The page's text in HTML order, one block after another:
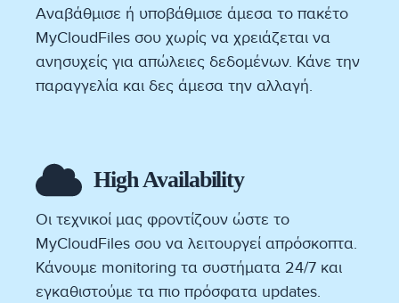
Αναβάθμισε ή υποβάθμισε άμεσα το πακέτο
MyCloudFiles σου χωρίς να χρειάζεται να
ανησυχείς για απώλειες δεδομένων. Κάνε την
παραγγελία και δες άμεσα την αλλαγή.
High Availability
Οι τεχνικοί μας φροντίζουν ώστε το
MyCloudFiles σου να λειτουργεί απρόσκοπτα.
Κάνουμε monitoring τα συστήματα 24/7 και
εγκαθιστούμε τα πιο πρόσφατα updates.